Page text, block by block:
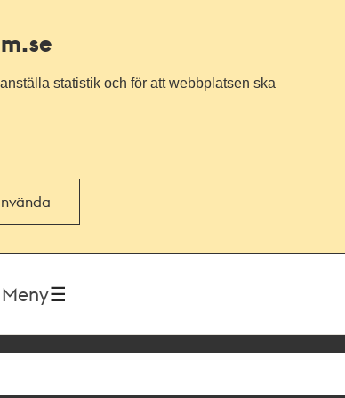
statistik och för att webbplatsen ska
Meny